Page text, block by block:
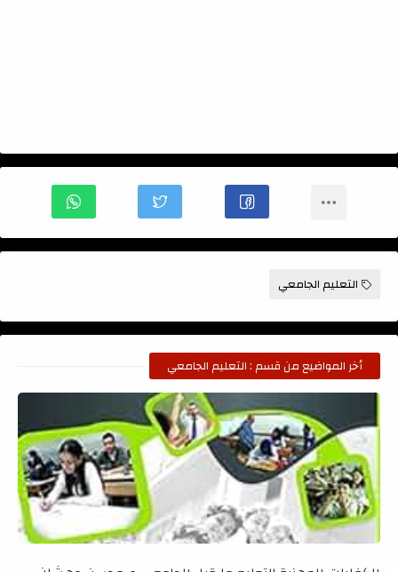
التعليم الجامعي
أخر المواضيع من قسم : التعليم الجامعي